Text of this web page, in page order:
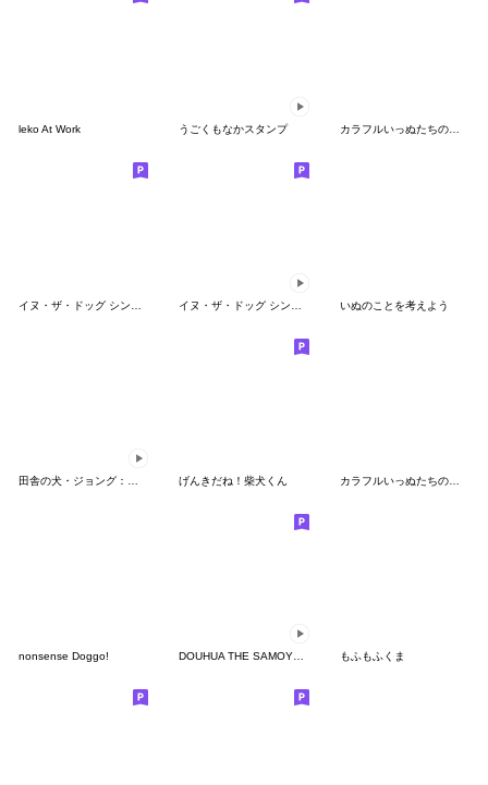
leko At Work うごくもなかスタンプ カラフルいっぬたちのスタンプ(優しい日常)
いぬのことを考えよう
げんきだね！柴犬くん カラフルいっぬたちのスタンプ（英語）
nonsense Doggo! DOUHUA THE SAMOYED Summer もふもふくま